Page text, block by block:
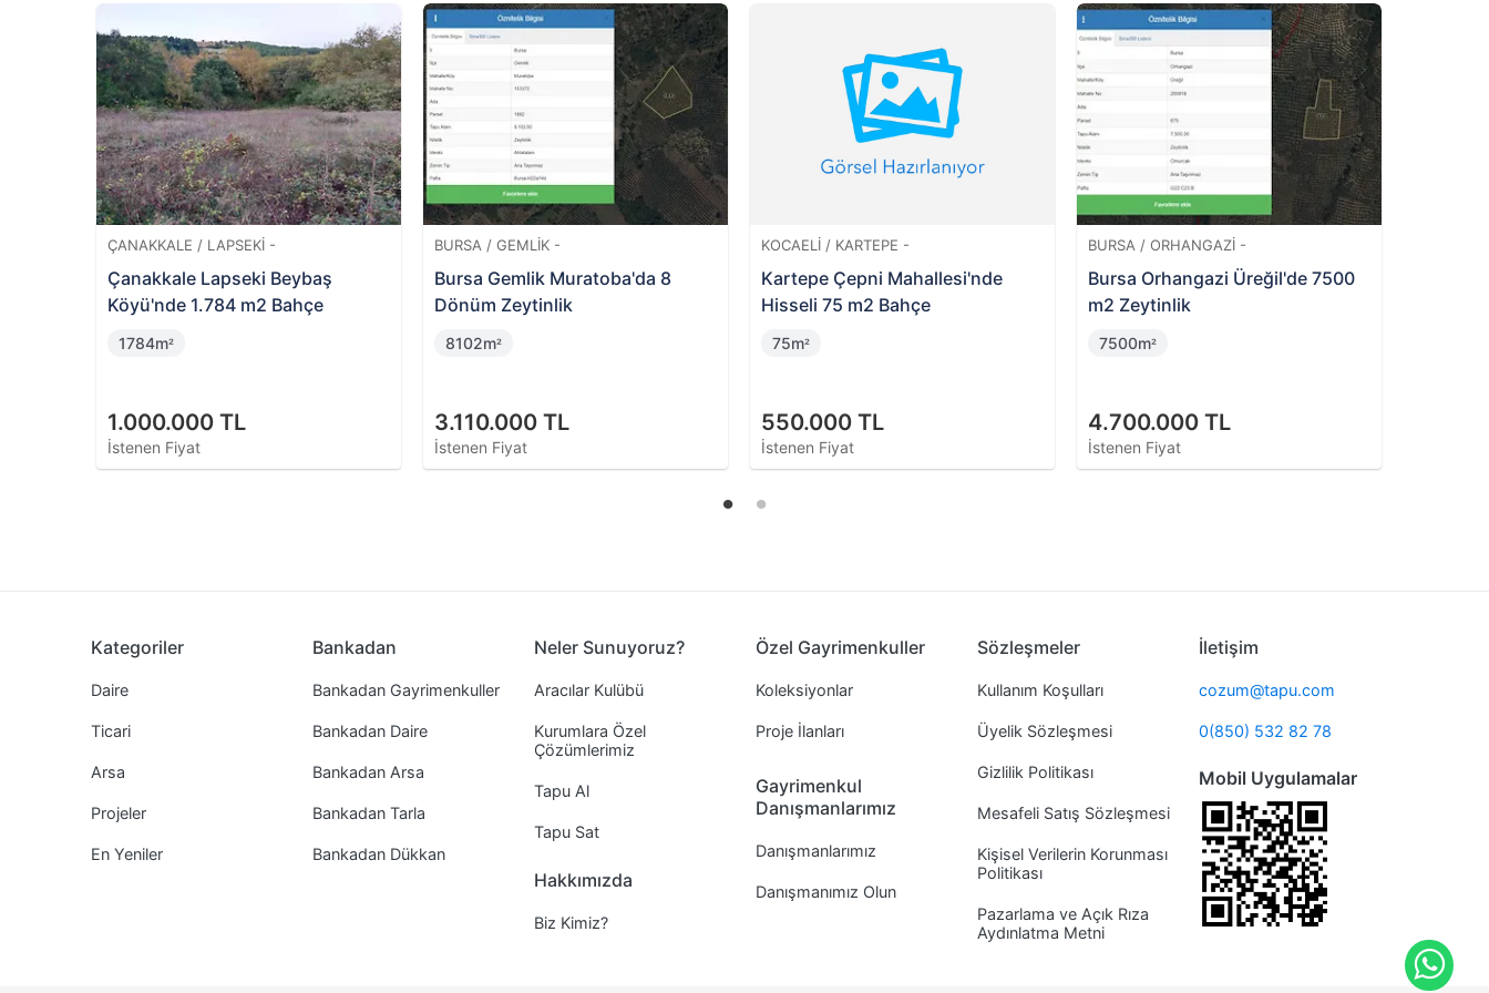
Çepni Mahallesi'nde
75 m2 Bahçe
Bursa Orhangazi Üreğil'de 7500
m2 Zeytinlik
%19
Değerinin
Altında
Balıkesir İvrindi Kurtuluş
Mahallesi'nde Hisseli 14 Dönüm
Değerinin
Altında
Ergene Yeşiltepe Mahallesi'nde
Arsa Payı
Gemlik Adliye Mahallesi'nde
Kategoriler
Daire
Ticari
Arsa
Projeler
En Yeniler
Bankadan
Bankadan Gayrimenkuller
Bankadan Daire
Bankadan Arsa
Bankadan Tarla
Bankadan Dükkan
Neler Sunuyoruz?
Aracılar Kulübü
Kurumlara Özel
Çözümlerimiz
Tapu Al
Tapu Sat
Hakkımızda
Biz Kimiz?
Özel Gayrimenkuller
Koleksiyonlar
Proje İlanları
Gayrimenkul
Danışmanlarımız
Danışmanlarımız
Danışmanımız Olun
Sözleşmeler
Kullanım Koşulları
Üyelik Sözleşmesi
Gizlilik Politikası
Mesafeli Satış Sözleşmesi
Kişisel Verilerin Korunması
Politikası
Pazarlama ve Açık Rıza
Aydınlatma Metni
İletişim
cozum@tapu.com
0(850) 532 82 78
Mobil Uygulamalar